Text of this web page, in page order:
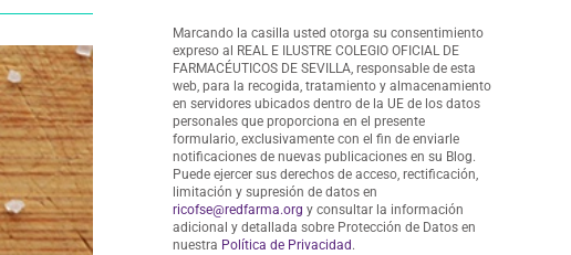
Marcando la casilla usted otorga su consentimiento
expreso al REAL E ILUSTRE COLEGIO OFICIAL DE
FARMACÉUTICOS DE SEVILLA, responsable de esta
web, para la recogida, tratamiento y almacenamiento
en servidores ubicados dentro de la UE de los datos
personales que proporciona en el presente
formulario, exclusivamente con el fin de enviarle
notificaciones de nuevas publicaciones en su Blog.
Puede ejercer sus derechos de acceso, rectificación,
limitación y supresión de datos en
ricofse@redfarma.org y consultar la información
adicional y detallada sobre Protección de Datos en
nuestra Política de Privacidad .